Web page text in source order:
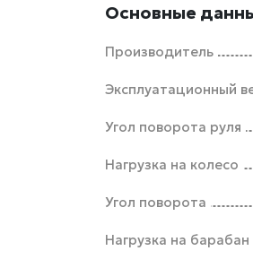
Основные
Производитель
Эксплуатационный
Угол поворота руля
Нагрузка на колесо
Угол поворота
Нагрузка на барабан